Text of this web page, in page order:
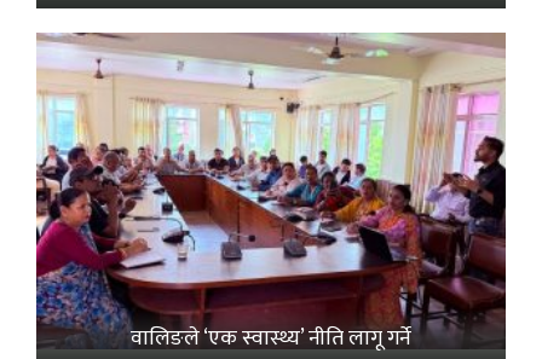
वालिङले ‘एक स्वास्थ्य’ नीति लागू गर्ने